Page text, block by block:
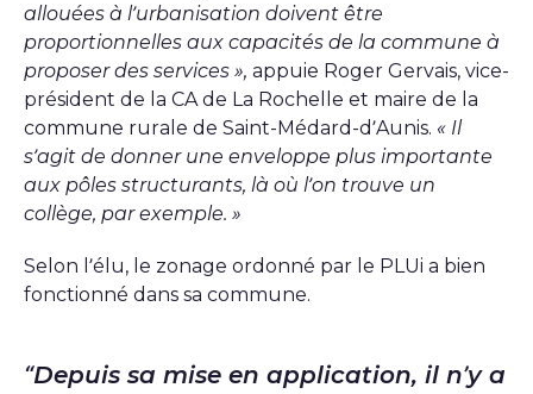
allouées à l’urbanisation doivent être
proportionnelles aux capacités de la commune à
proposer des services », appuie Roger Gervais, vice-
président de la CA de La Rochelle et maire de la
commune rurale de Saint-Médard-d’Aunis. « Il
s’agit de donner une enveloppe plus importante
aux pôles structurants, là où l’on trouve un
collège, par exemple. »
Selon l’élu, le zonage ordonné par le PLUi a bien
fonctionné dans sa commune.
Depuis sa mise en application, il n’y a